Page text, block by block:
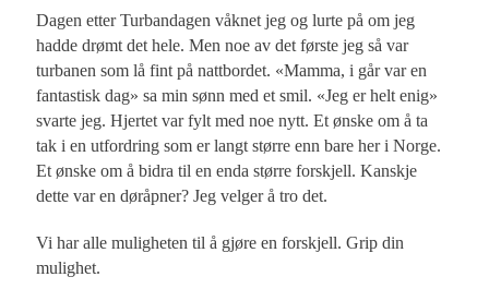
Dagen etter Turbandagen våknet jeg og lurte på om jeg
hadde drømt det hele. Men noe av det første jeg så var
turbanen som lå fint på nattbordet. «Mamma, i går var en
fantastisk dag» sa min sønn med et smil. «Jeg er helt enig»
svarte jeg. Hjertet var fylt med noe nytt. Et ønske om å ta
tak i en utfordring som er langt større enn bare her i Norge.
Et ønske om å bidra til en enda større forskjell. Kanskje
dette var en døråpner? Jeg velger å tro det.
Vi har alle muligheten til å gjøre en forskjell. Grip din
mulighet.